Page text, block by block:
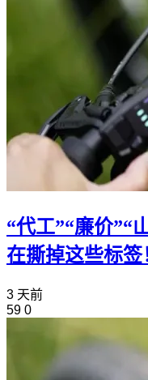
“代工”“廉价”“
在撕掉这些标签
3 天前
59 0